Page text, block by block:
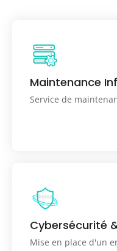
Maintenance
Service de
Services de
postes
Cybersécurité
Mise en place d'un
Mise en place